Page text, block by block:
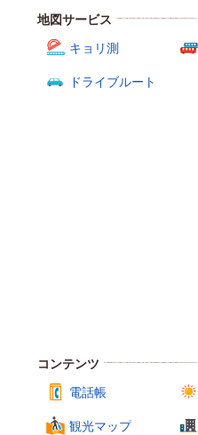
地図サービス
キョリ測
ドライブルート
コンテンツ
電話帳
観光マップ